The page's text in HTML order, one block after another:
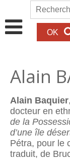
Aller au contenu
Rechercher
Alain
Alain Baquier
docteur en
de la
d’une île
Pétra, pour le
traduit, de